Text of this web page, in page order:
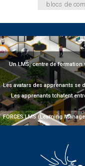
blocs de
Un LMS, centre de
Les avatars des apprenants se
Les apprenants tchatent
FORCES LMS (Learning